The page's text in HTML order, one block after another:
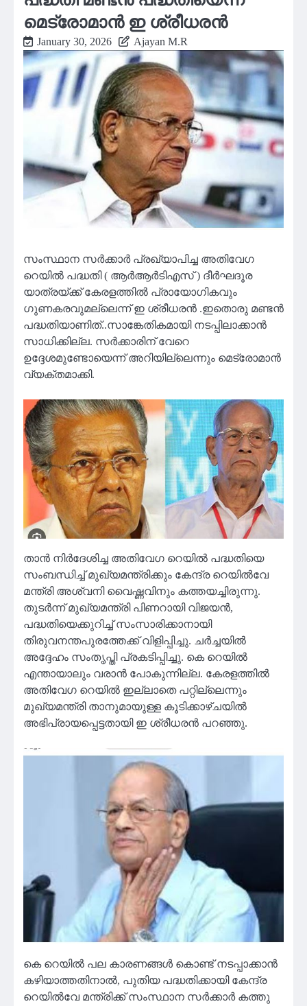
മെട്രോമാൻ ഇ ശ്രീധരൻ
January 30, 2026 Ajayan M.R
സംസ്ഥാന സര്‍ക്കാര്‍ പ്രഖ്യാപിച്ച അതിവേഗ
റെയില്‍ പദ്ധതി ( ആര്‍ആര്‍ടിഎസ് ) ദീര്‍ഘദൂര
യാത്രയ്ക്ക് കേരളത്തില്‍ പ്രായോഗികവും
ഗുണകരവുമല്ലെന്ന് ഇ ശ്രീധരൻ .ഇതൊരു മണ്ടന്‍
പദ്ധതിയാണിത്..സാങ്കേതികമായി നടപ്പിലാക്കാന്‍
സാധിക്കില്ല. സര്‍ക്കാരിന് വേറെ
ഉദ്ദേശമുണ്ടോയെന്ന് അറിയില്ലെന്നും മെട്രോമാൻ
വ്യക്തമാക്കി.
താന്‍ നിര്‍ദേശിച്ച അതിവേഗ റെയില്‍ പദ്ധതിയെ
സംബന്ധിച്ച് മുഖ്യമന്ത്രിക്കും കേന്ദ്ര റെയില്‍വേ
മന്ത്രി അശ്വനി വൈഷ്ണവിനും കത്തയച്ചിരുന്നു.
തുടര്‍ന്ന് മുഖ്യമന്ത്രി പിണറായി വിജയൻ,
പദ്ധതിയെക്കുറിച്ച് സംസാരിക്കാനായി
തിരുവനന്തപുരത്തേക്ക് വിളിപ്പിച്ചു. ചര്‍ച്ചയില്‍
അദ്ദേഹം സംതൃപ്തി പ്രകടിപ്പിച്ചു. കെ റെയില്‍
എന്തായാലും വരാന്‍ പോകുന്നില്ല. കേരളത്തില്‍
അതിവേഗ റെയില്‍ ഇല്ലാതെ പറ്റില്ലെന്നും
മുഖ്യമന്ത്രി താനുമായുള്ള കൂടിക്കാഴ്ചയിൽ
അഭിപ്രായപ്പെട്ടതായി ഇ ശ്രീധരൻ പറഞ്ഞു.
കെ റെയില്‍ പല കാരണങ്ങള്‍ കൊണ്ട് നടപ്പാക്കാന്‍
കഴിയാത്തതിനാല്‍, പുതിയ പദ്ധതിക്കായി കേന്ദ്ര
റെയില്‍വേ മന്ത്രിക്ക് സംസ്ഥാന സര്‍ക്കാര്‍ കത്തു